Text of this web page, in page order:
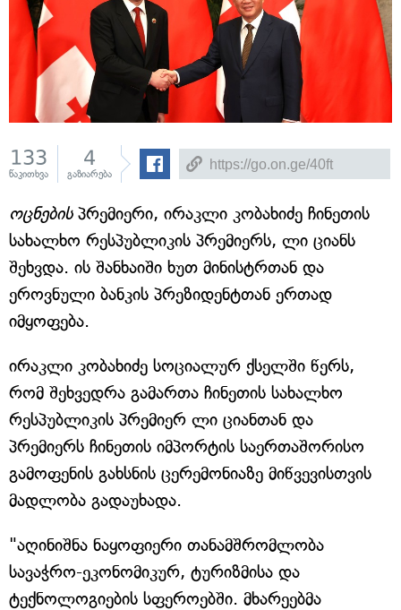
133
წაკითხვა
4
გაზიარება
ოცნებისპრემიერი, ირაკლი კობახიძე ჩინეთის
სახალხო რესპუბლიკის პრემიერს, ლი ციანს
შეხვდა. ის შანხაიში ხუთ მინისტრთან და
ეროვნული ბანკის პრეზიდენტთან ერთად
იმყოფება.
ირაკლი კობახიძე სოციალურ ქსელში წერს,
რომ შეხვედრა გამართა ჩინეთის სახალხო
რესპუბლიკის პრემიერ ლი ციანთან და
პრემიერს ჩინეთის იმპორტის საერთაშორისო
გამოფენის გახსნის ცერემონიაზე მიწვევისთვის
მადლობა გადაუხადა.
"აღინიშნა ნაყოფიერი თანამშრომლობა
სავაჭრო-ეკონომიკურ, ტურიზმისა და
ტექნოლოგიების სფეროებში. მხარეებმა